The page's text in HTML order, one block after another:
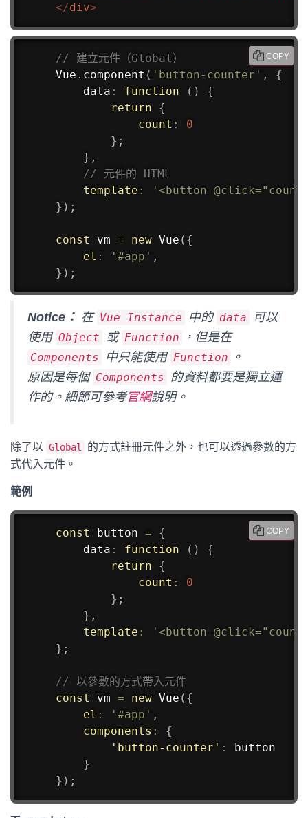
</div>
// 建立元件（Global）
Vue . component ( 'button-counter' ,
{
data : function ( )
{
return
{
count :
0
} ;
} ,
// 元件的 HTML
template :
'<button
} ) ;
const vm = new Vue ( {
el : '#app' ,
} ) ;
COPY
Notice： 在 Vue Instance 中的 data
可以
使用 Object 或 Function ，但是在
Components 中只能使用 Function
。
原因是每個 Components 的資料都要是獨立運
作的。細節可參考官網說明。
除了以 Global
的方式註冊元件之外，也可以透過參數的方
式代入元件。
範例
const button =
{
data : function ( )
{
return
{
count :
0
} ;
} ,
template :
'<button
} ;
// 以參數的方式帶入元件
const vm = new Vue ( {
el : '#app' ,
components :
{
'button-counter' :
button
}
} ) ;
COPY